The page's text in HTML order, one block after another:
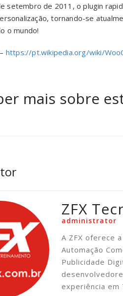
setembro de 2011, o plugin
tornando-se
o mundo!
https://pt.wikipedia.org/wiki/
mais sobre
ZFX
administrator
A ZFX oferece
Automação
Publicidade
experiência em